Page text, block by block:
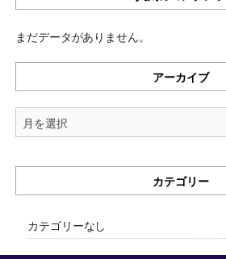
まだデータがありません。
アーカイブ
ア
ー
ブ
カテゴリー
カテゴリーなし